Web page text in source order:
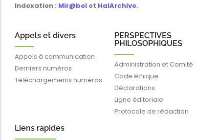
Indexation : Mir@bel et HalArchive.
Appels et divers
Appels à communication
Derniers numéros
Téléchargements numéros
PERSPECTIVES
PHILOSOPHIQUES
Administration et Comité
Code éthique
Déclarations
Ligne éditoriale
Protocole de rédaction
Liens rapides